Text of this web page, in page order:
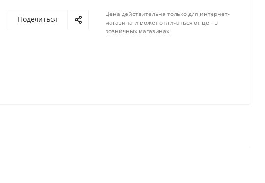
Поделиться
Цена действительна только для интернет-
магазина и может отличаться от цен в
розничных магазинах